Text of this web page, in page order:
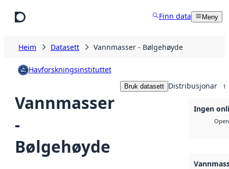
Finn data Meny
Heim Datasett Vannmasser - Bølgehøyde
Havforskningsinstituttet
Vannmasser
-
Bølgehøyde
Bruk datasett Distribusjonar 1
Ingen